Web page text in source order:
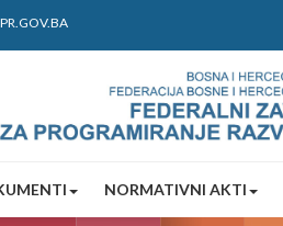
NORMATIVNI AKTI